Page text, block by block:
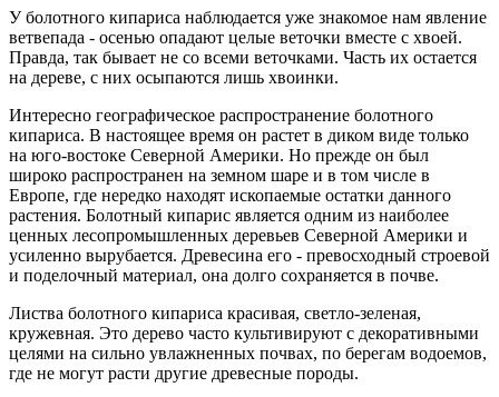
У болотного кипариса наблюдается уже знакомое нам явление
ветвепада - осенью опадают целые веточки вместе с хвоей.
Правда, так бывает не со всеми веточками. Часть их остается
на дереве, с них осыпаются лишь хвоинки.
Интересно географическое распространение болотного
кипариса. В настоящее время он растет в диком виде только
на юго-востоке Северной Америки. Но прежде он был
широко распространен на земном шаре и в том числе в
Европе, где нередко находят ископаемые остатки данного
растения. Болотный кипарис является одним из наиболее
ценных лесопромышленных деревьев Северной Америки и
усиленно вырубается. Древесина его - превосходный строевой
и поделочный материал, она долго сохраняется в почве.
Листва болотного кипариса красивая, светло-зеленая,
кружевная. Это дерево часто культивируют с декоративными
целями на сильно увлажненных почвах, по берегам водоемов,
где не могут расти другие древесные породы.